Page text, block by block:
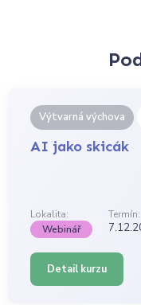
Výtvarná výchova
AI jako skicák
Lokalita:
Termín:
Webinář
Detail kurzu